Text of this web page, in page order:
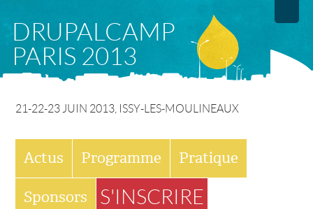
au
contenu
principal
DRUPALCAMP
PARIS 2013
21-22-23 JUIN 2013, ISSY-LES-MOULINEAUX
M
E
Actus Programme
Pratique
Sponsors
S'INSCRIRE